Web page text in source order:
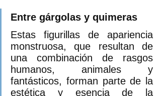
Entre gárgolas y quimeras
Estas figurillas de apariencia
monstruosa, que resultan de
una combinación de rasgos
humanos, animales y
fantásticos, forman parte de la
estética y esencia de la